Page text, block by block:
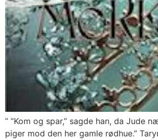
” ”Kom og spar,” sagde han, da Jude
piger mod den her gamle rødhue.”